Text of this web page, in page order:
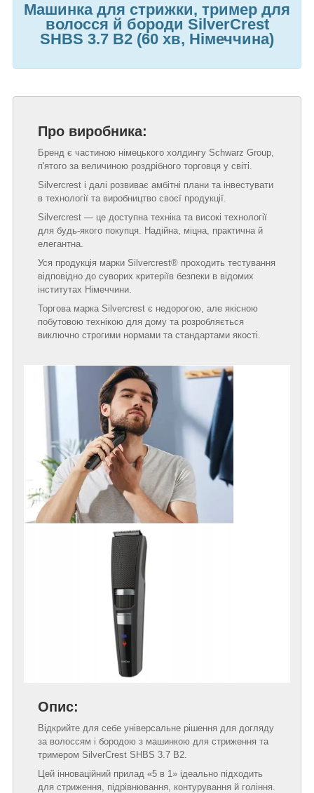
Машинка для стрижки, тример для
волосся й бороди SilverCrest
SHBS 3.7 B2 (60 хв, Німеччина)
Про виробника:
Бренд є частиною німецького холдингу Schwarz Group,
п'ятого за величиною роздрібного торговця у світі.
Silvercrest і далі розвиває амбітні плани та інвестувати
в технології та виробництво своєї продукції.
Silvercrest — це доступна техніка та високі технології
для будь-якого покупця. Надійна, міцна, практична й
елегантна.
Уся продукція марки Silvercrest® проходить тестування
відповідно до суворих критеріїв безпеки в відомих
інститутах Німеччини.
Торгова марка Silvercrest є недорогою, але якісною
побутовою технікою для дому та розробляється
виключно строгими нормами та стандартами якості.
Опис:
Відкрийте для себе універсальне рішення для догляду
за волоссям і бородою з машинкою для стриження та
тримером SilverCrest SHBS 3.7 B2.
Цей інноваційний прилад «5 в 1» ідеально підходить
для стриження, підрівнювання, контурування й гоління.